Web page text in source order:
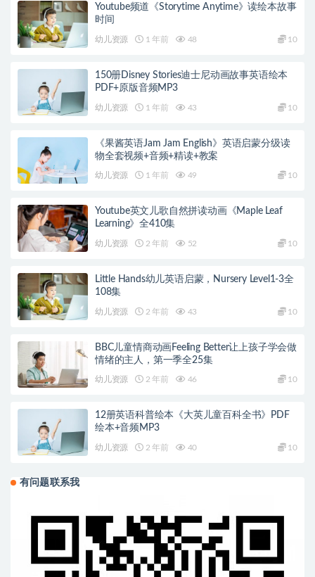
Youtube频道《Storytime Anytime》读绘本故事
时间
幼儿资源 1 年前 48 10
150册Disney Stories迪士尼动画故事英语绘本
PDF+原版音频MP3
幼儿资源 1 年前 43 10
《果酱英语Jam Jam English》英语启蒙分级读
物全套视频+音频+精读+教案
幼儿资源 1 年前 49 10
Youtube英文儿歌自然拼读动画《Maple Leaf
Learning》全410集
幼儿资源 2 年前 52 10
Little Hands幼儿英语启蒙，Nursery Level1-3全
108集
幼儿资源 2 年前 43 10
BBC儿童情商动画Feeling Better让上孩子学会做
情绪的主人，第一季全25集
幼儿资源 2 年前 46 10
12册英语科普绘本《大英儿童百科全书》PDF
绘本+音频MP3
幼儿资源 2 年前 40 10
有问题联系我